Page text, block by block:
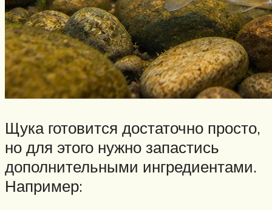
Щука готовится достаточно просто,
но для этого нужно запастись
дополнительными ингредиентами.
Например: